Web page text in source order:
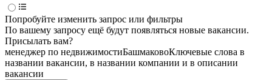
Попробуйте изменить запрос или фильтры
По вашему запросу ещё будут появляться новые вакансии.
Присылать вам?
менеджер по недвижимостиБашмаковоКлючевые слова в
названии вакансии, в названии компании и в описании
вакансии